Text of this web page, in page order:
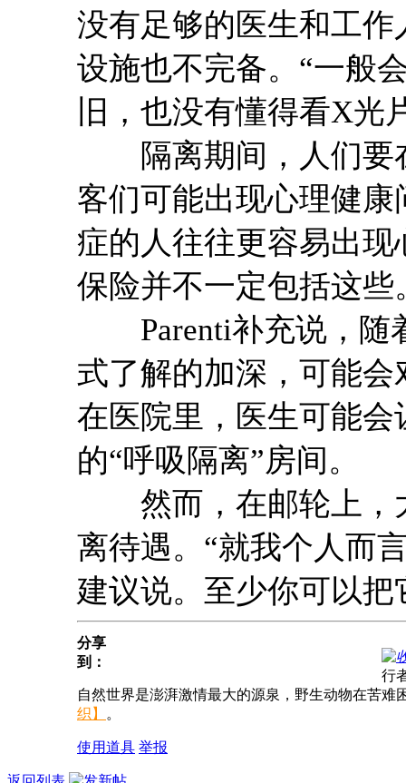
没有足够的医生和工
设施也不完备。“一般
旧，也没有懂得看X光
隔离期间，人们要
客们可能出现心理健
症的人往往更容易出现
保险并不一定包括这些
Parenti补充说，随
式了解的加深，可能
在医院里，医生可能
的“呼吸隔离”房间。
然而，在邮轮上，
离待遇。“就我个人而
建议说。至少你可以
分享
到：
行
自然世界是澎湃激情最大的源泉，野生动物在苦
织】
。
使用道具 举报